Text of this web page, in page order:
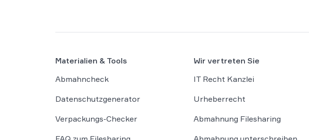
Materialien & Tools
Abmahncheck
Datenschutzgenerator
Verpackungs-Checker
Wir vertreten Sie
IT Recht Kanzlei
Urheberrecht
Abmahnung Filesharing